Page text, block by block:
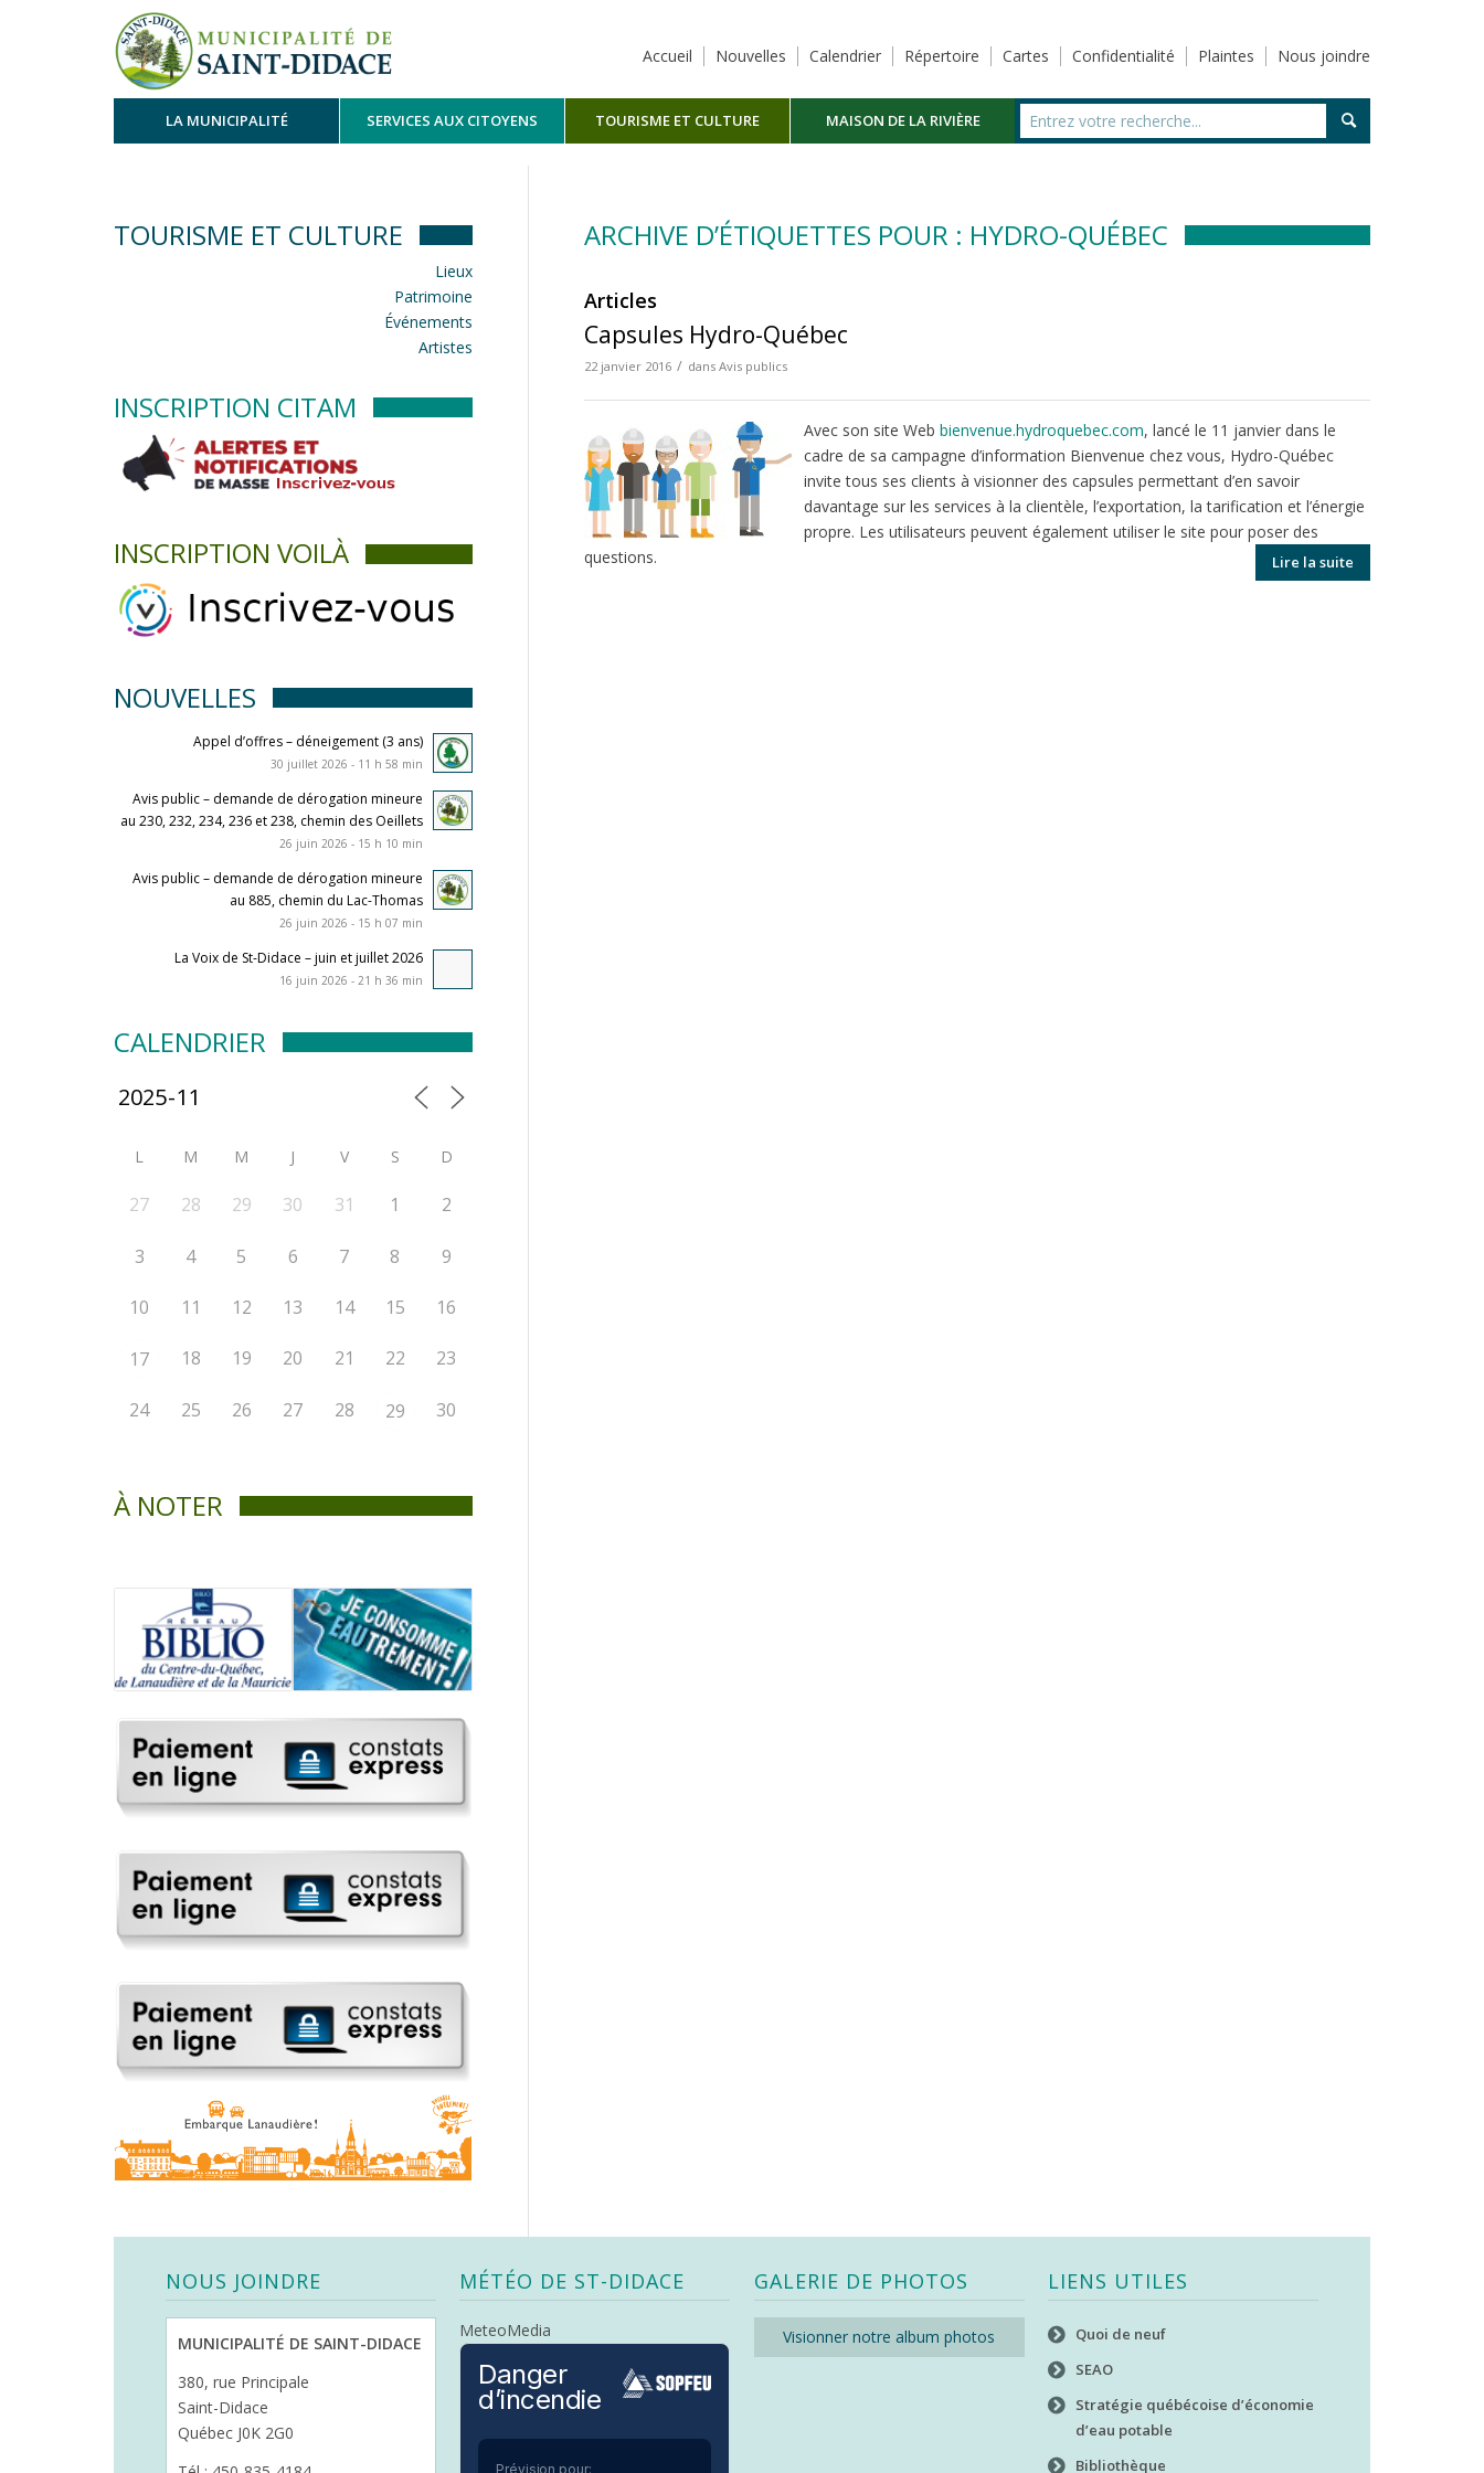
Accueil Nouvelles Calendrier Répertoire Cartes Confidentialité Plaintes Nous joindre
LA MUNICIPALITÉ SERVICES AUX CITOYENS TOURISME ET CULTURE MAISON DE LA RIVIÈRE
ARCHIVE D’ÉTIQUETTES POUR : HYDRO-QUÉBEC
Articles
Capsules Hydro-Québec
22 janvier 2016 / dans Avis publics
Avec son site Web bienvenue.hydroquebec.com, lancé le 11 janvier dans le
cadre de sa campagne d’information Bienvenue chez vous, Hydro-Québec
invite tous ses clients à visionner des capsules permettant d’en savoir
davantage sur les services à la clientèle, l’exportation, la tarification et l’énergie
propre. Les utilisateurs peuvent également utiliser le site pour poser des
questions.
Lire la suite
TOURISME ET CULTURE
Lieux
Patrimoine
Événements
Artistes
INSCRIPTION CITAM
INSCRIPTION VOILÀ
NOUVELLES
Appel d’offres – déneigement (3 ans)
30 juillet 2026 - 11 h 58 min
Avis public – demande de dérogation mineure
au 230, 232, 234, 236 et 238, chemin des Oeillets
26 juin 2026 - 15 h 10 min
Avis public – demande de dérogation mineure
au 885, chemin du Lac-Thomas
26 juin 2026 - 15 h 07 min
La Voix de St-Didace – juin et juillet 2026
16 juin 2026 - 21 h 36 min
CALENDRIER
L M M J V S D
27 28 29 30 31 1 2
3 4 5 6 7 8 9
10 11 12 13 14 15 16
17 18 19 20 21 22 23
24 25 26 27 28 29 30
À NOTER
NOUS JOINDRE
MUNICIPALITÉ DE SAINT-DIDACE
380, rue Principale
Saint-Didace
Québec J0K 2G0
MÉTÉO DE ST-DIDACE
MeteoMedia
Danger
d’incendie
Prévision pour:
GALERIE DE PHOTOS
Visionner notre album photos
LIENS UTILES
Quoi de neuf
SEAO
Stratégie québécoise d’économie
d’eau potable
Bibliothèque